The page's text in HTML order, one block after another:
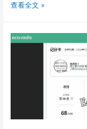
查看全文 »